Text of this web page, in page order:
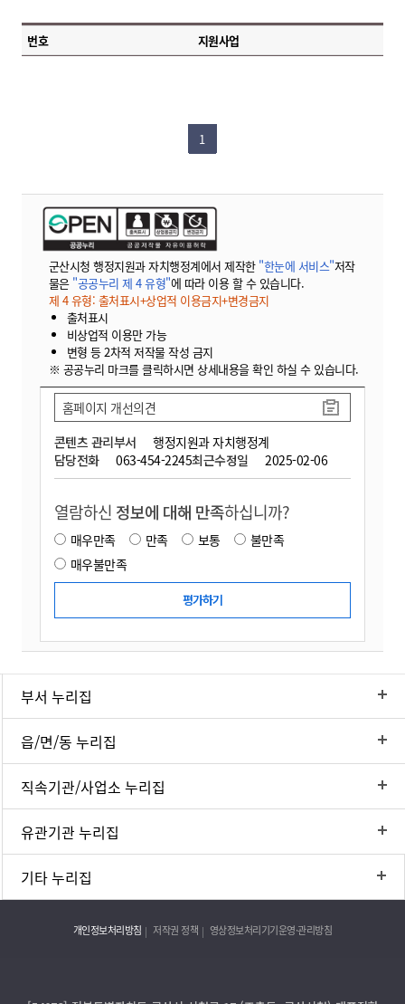
번호 지원사업
1
군산시청 행정지원과 자치행정계에서 제작한 "한눈에 서비스"저작
물은 "공공누리 제 4 유형"에 따라 이용 할 수 있습니다.
제 4 유형: 출처표시+상업적 이용금지+변경금지
출처표시
비상업적 이용만 가능
변형 등 2차적 저작물 작성 금지
※ 공공누리 마크를 클릭하시면 상세내용을 확인 하실 수 있습니다.
콘텐츠 관리부서
행정지원과 자치행정계
담당전화
063-454-2245최근수정일 2025-02-06
홈페이지 개선의견
열람하신 정보에 대해 만족하십니까?
매우만족 만족 보통
불만족
매우불만족
부서 누리집
읍/면/동 누리집
직속기관/사업소 누리집
유관기관 누리집
기타 누리집
개인정보처리방침 저작권 정책 영상정보처리기기운영·관리방침